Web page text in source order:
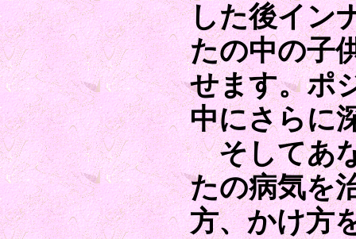
した後イン
たの中の子
せます。ポ
中にさらに
そしてあな
たの病気を
方、かけ方